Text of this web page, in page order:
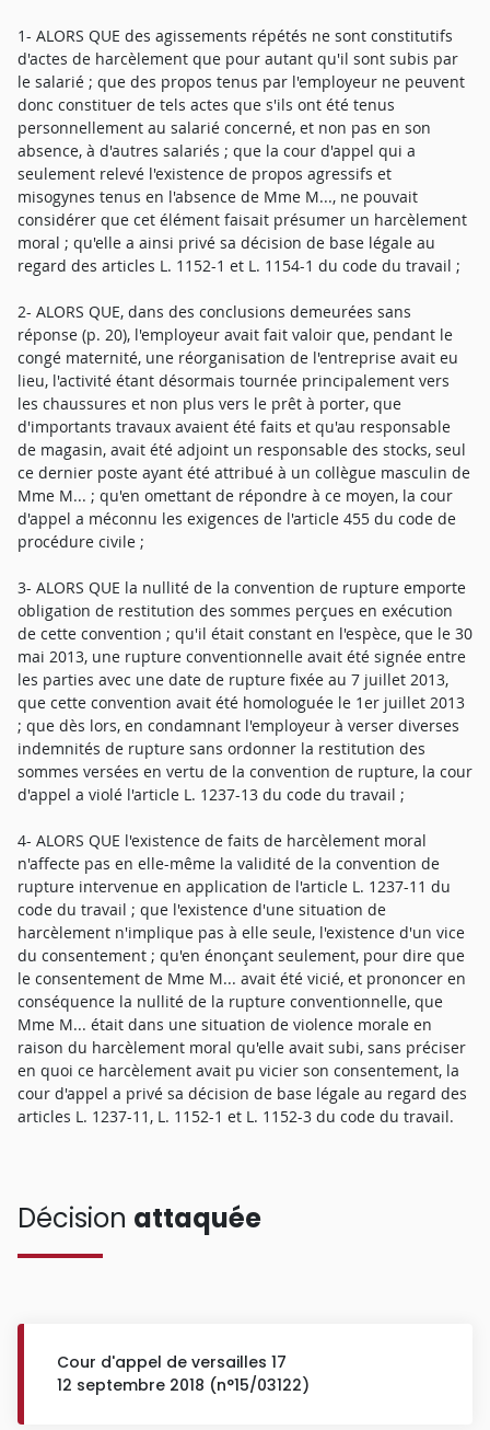
1- ALORS QUE des agissements répétés ne sont constitutifs
d'actes de harcèlement que pour autant qu'il sont subis par
le salarié ; que des propos tenus par l'employeur ne peuvent
donc constituer de tels actes que s'ils ont été tenus
personnellement au salarié concerné, et non pas en son
absence, à d'autres salariés ; que la cour d'appel qui a
seulement relevé l'existence de propos agressifs et
misogynes tenus en l'absence de Mme M..., ne pouvait
considérer que cet élément faisait présumer un harcèlement
moral ; qu'elle a ainsi privé sa décision de base légale au
regard des articles L. 1152-1 et L. 1154-1 du code du travail ;
2- ALORS QUE, dans des conclusions demeurées sans
réponse (p. 20), l'employeur avait fait valoir que, pendant le
congé maternité, une réorganisation de l'entreprise avait eu
lieu, l'activité étant désormais tournée principalement vers
les chaussures et non plus vers le prêt à porter, que
d'importants travaux avaient été faits et qu'au responsable
de magasin, avait été adjoint un responsable des stocks, seul
ce dernier poste ayant été attribué à un collègue masculin de
Mme M... ; qu'en omettant de répondre à ce moyen, la cour
d'appel a méconnu les exigences de l'article 455 du code de
procédure civile ;
3- ALORS QUE la nullité de la convention de rupture emporte
obligation de restitution des sommes perçues en exécution
de cette convention ; qu'il était constant en l'espèce, que le 30
mai 2013, une rupture conventionnelle avait été signée entre
les parties avec une date de rupture fixée au 7 juillet 2013,
que cette convention avait été homologuée le 1er juillet 2013
; que dès lors, en condamnant l'employeur à verser diverses
indemnités de rupture sans ordonner la restitution des
sommes versées en vertu de la convention de rupture, la cour
d'appel a violé l'article L. 1237-13 du code du travail ;
4- ALORS QUE l'existence de faits de harcèlement moral
n'affecte pas en elle-même la validité de la convention de
rupture intervenue en application de l'article L. 1237-11 du
code du travail ; que l'existence d'une situation de
harcèlement n'implique pas à elle seule, l'existence d'un vice
du consentement ; qu'en énonçant seulement, pour dire que
le consentement de Mme M... avait été vicié, et prononcer en
conséquence la nullité de la rupture conventionnelle, que
Mme M... était dans une situation de violence morale en
raison du harcèlement moral qu'elle avait subi, sans préciser
en quoi ce harcèlement avait pu vicier son consentement, la
cour d'appel a privé sa décision de base légale au regard des
articles L. 1237-11, L. 1152-1 et L. 1152-3 du code du travail.
Décision attaquée
Cour d'appel de versailles 17
12 septembre 2018 (n°15/03122)